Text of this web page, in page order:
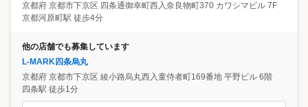
京都府 京都市下京区 四条通御幸町西入奈良物町370 カワシマビル 7F
京都河原町駅 徒歩4分
他の店舗でも募集しています
L-MARK四条烏丸
京都府 京都市下京区 綾小路烏丸西入童侍者町169番地 平野ビル 6階
四条駅 徒歩1分